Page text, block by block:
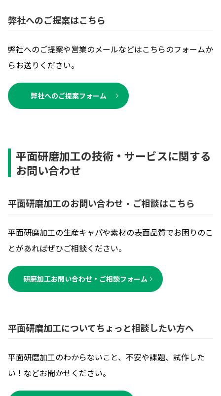
弊社へのご提案はこちら
弊社へのご提案や営業のメールなどはこちらのフォームか
らお送りください。
弊社へのご提案フォーム
平面研磨加工の技術・サービスに関する
お問い合わせ
平面研磨加工のお問い合わせ・ご相談はこちら
平面研磨加工の生産キャパや素材の表面品質でお困りのこ
とがあればぜひご相談ください。
研磨加工お問い合わせ・ご相談フォーム
平面研磨加工についてちょっと相談したい方へ
平面研磨加工のわからないこと、不安や課題、試作した
い！などお聞かせください。